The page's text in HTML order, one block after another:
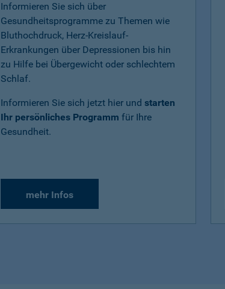
Informieren Sie sich über
Gesundheitsprogramme zu Themen wie
Bluthochdruck, Herz-Kreislauf-
Erkrankungen über Depressionen bis hin
zu Hilfe bei Übergewicht oder schlechtem
Schlaf.
Informieren Sie sich jetzt hier und starten
Ihr persönliches Programm für Ihre
Gesundheit.
mehr Infos